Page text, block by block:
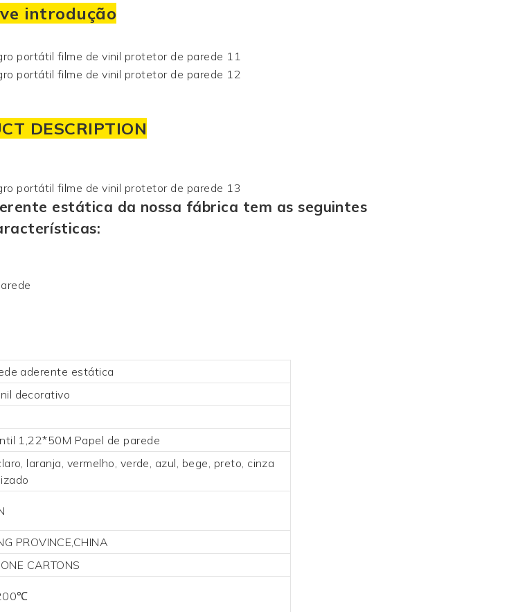
introdução
DESCRIPTION
estática da nossa fábrica tem as seguintes
aderente estática
decorativo
1,22*50M Papel de parede
laranja, vermelho, verde, azul, bege, preto, cinza
PROVINCE,CHINA
CARTONS